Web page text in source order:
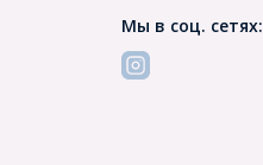
Мы в соц. сетях: